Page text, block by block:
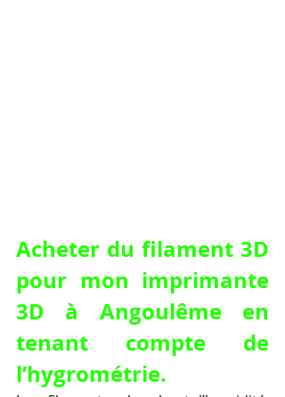
Acheter du filament 3D
pour mon imprimante
3D à Angoulême en
tenant compte de
l’hygrométrie.